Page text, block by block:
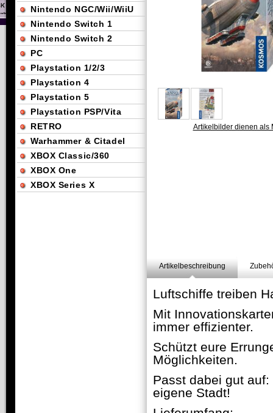
Artikelbilder dienen als
Artikelbeschreibung
Luftschiffe treiben
Mit
immer effizienter.
Schützt eure
Möglichkeiten.
Passt dabei gut
eigene Stadt!
Nintendo NGC/Wii/WiiU
Nintendo Switch 1
Nintendo Switch 2
PC
Playstation 1/2/3
Playstation 4
Playstation 5
Playstation PSP/Vita
RETRO
Warhammer & Citadel
XBOX Classic/360
XBOX One
XBOX Series X